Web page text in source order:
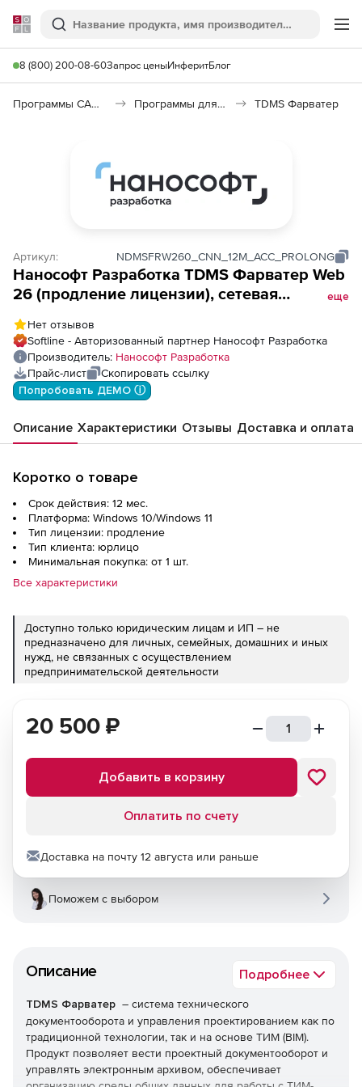
Softline
Поиск
8 (800) 200-08-60Запрос ценыИнферитБлог
Программы САПР и ГИС Программы для документооборота TDMS Фарватер
Артикул: NDMSFRW260_CNN_12M_ACC_PROLONG
Нанософт Разработка TDMS Фарватер Web
26 (продление лицензии), сетевая
еще
Нет отзывов
Softline - Авторизованный партнер Нанософт Разработка
Производитель: Нанософт Разработка
Прайс-лист
Скопировать ссылку
Попробовать ДЕМО ⓘ
Описание Характеристики Отзывы Доставка и оплата
Коротко о товаре
Срок действия: 12 мес.
Платформа: Windows 10/Windows 11
Тип лицензии: продление
Тип клиента: юрлицо
Минимальная покупка: от 1 шт.
Все характеристики
Доступно только юридическим лицам и ИП – не
предназначено для личных, семейных, домашних и иных
нужд, не связанных с осуществлением
предпринимательской деятельности
Описание Подробнее
TDMS Фарватер – система технического
документооборота и управления проектированием как по
традиционной технологии, так и на основе ТИМ (BIM).
Продукт позволяет вести проектный документооборот и
управлять электронным архивом, обеспечивает
20 500 ₽
Добавить в корзину
Оплатить по счету
Доставка на почту 12 августа или раньше
Поможем с выбором